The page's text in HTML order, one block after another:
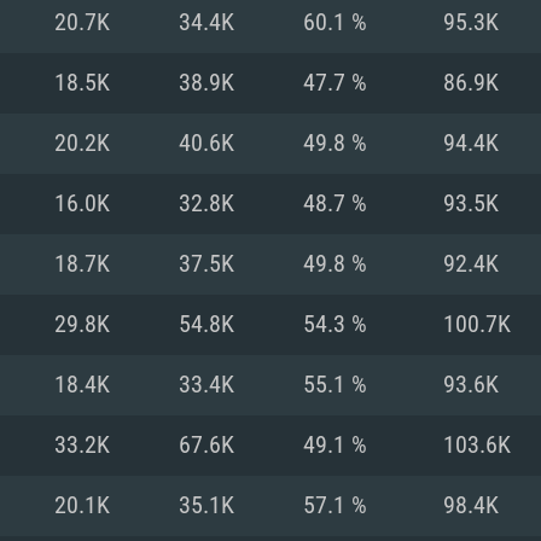
GTX 660.
разрешение –
выше
Оперативная
Видеокарта с
Nvidia GeForce
или
Nvidia для Mac
разрешение –
поддерживается)
Оперативная
Видеокарта:
поддержкой Metal
Место на
со свежими
старее 6
AMD
месяцев) /
месяцев) с
20.7K 34.4K 60.1 % 95.3K
18.5K 38.9K 47.7 % 86.9K
20.2K 40.6K 49.8 % 94.4K
16.0K 32.8K 48.7 % 93.5K
18.7K 37.5K 49.8 % 92.4K
29.8K 54.8K 54.3 % 100.7K
18.4K 33.4K 55.1 % 93.6K
33.2K 67.6K 49.1 % 103.6K
20.1K 35.1K 57.1 % 98.4K